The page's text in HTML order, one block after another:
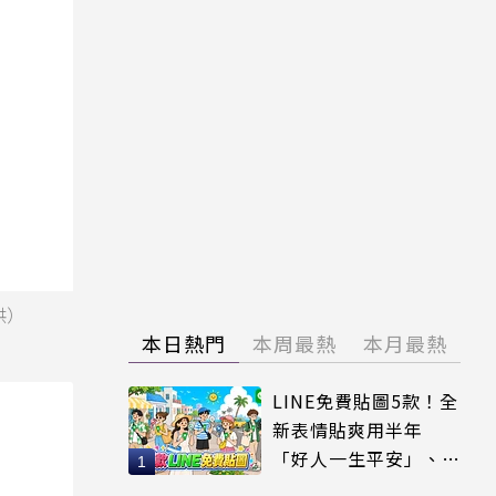
本日熱門 本周最熱 本月最熱
LINE免費貼圖5款！全
新表情貼爽用半年
「好人一生平安」、